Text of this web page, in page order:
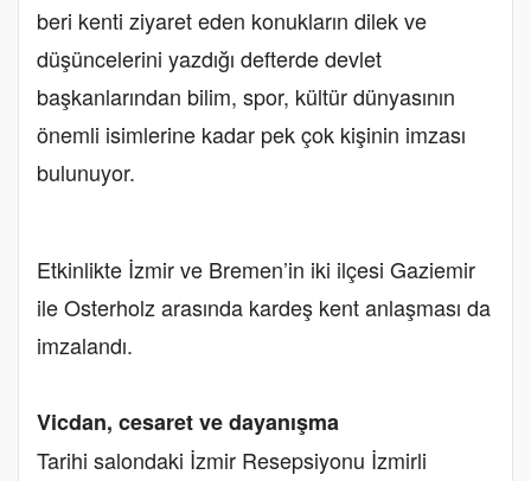
beri kenti ziyaret eden konukların dilek ve
düşüncelerini yazdığı defterde devlet
başkanlarından bilim, spor, kültür dünyasının
önemli isimlerine kadar pek çok kişinin imzası
bulunuyor.
Etkinlikte İzmir ve Bremen’in iki ilçesi Gaziemir
ile Osterholz arasında kardeş kent anlaşması da
imzalandı.
Vicdan, cesaret ve dayanışma
Tarihi salondaki İzmir Resepsiyonu İzmirli